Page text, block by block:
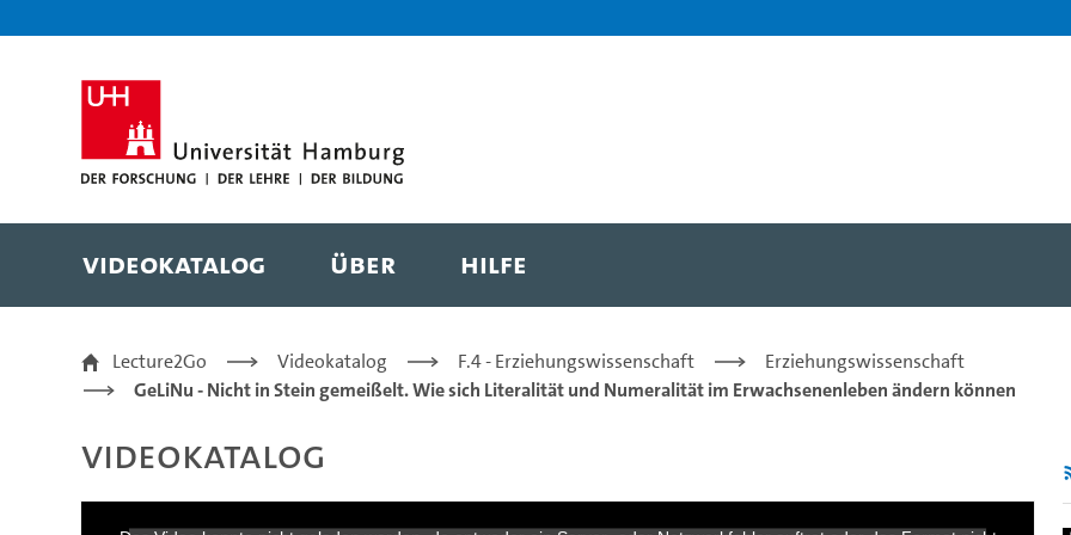
Videokatalog Über Hilfe
GeLiNu - Teil 5 - Practice Engagement - Prof.
Lecture2Go Videokatalog F.4 - Erziehungswissenschaft
Erziehungswissenschaft
GeLiNu - Nicht in Stein gemeißelt. Wie sich Literalität und Numeralität im Erwachsenenleben ändern können
Videokatalog